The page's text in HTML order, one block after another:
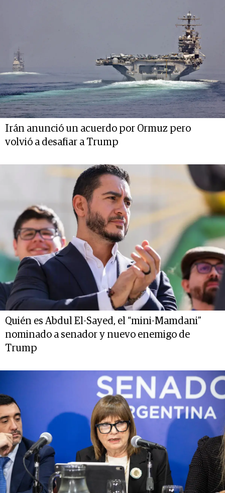
Irán anunció un acuerdo por Ormuz pero
volvió a desafiar a Trump
Quién es Abdul El-Sayed, el “mini-Mamdani”
nominado a senador y nuevo enemigo de
Trump